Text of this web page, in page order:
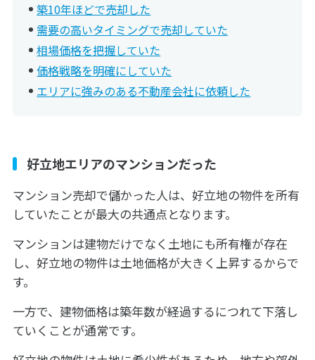
築10年ほどで売却した
需要の高いタイミングで売却していた
相場価格を把握していた
価格戦略を明確にしていた
エリアに強みのある不動産会社に依頼した
好立地エリアのマンションだった
マンション売却で儲かった人は、好立地の物件を所有
していたことが最大の共通点となります。
マンションは建物だけでなく土地にも所有権が存在
し、好立地の物件は土地価格が大きく上昇するからで
す。
一方で、建物価格は築年数が経過するにつれて下落し
ていくことが通常です。